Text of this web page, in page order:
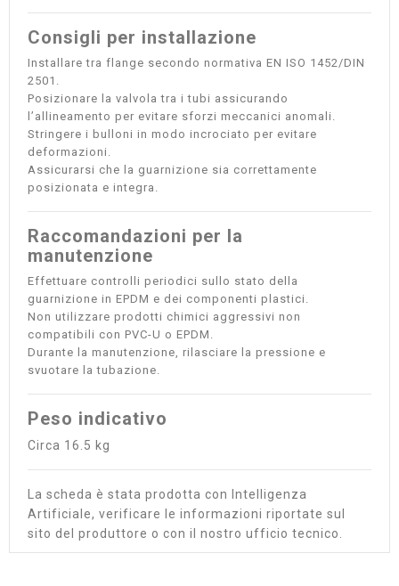
Consigli per installazione
Installare tra flange secondo normativa EN ISO 1452/DIN
2501.
Posizionare la valvola tra i tubi assicurando
l’allineamento per evitare sforzi meccanici anomali.
Stringere i bulloni in modo incrociato per evitare
deformazioni.
Assicurarsi che la guarnizione sia correttamente
posizionata e integra.
Raccomandazioni per la
manutenzione
Effettuare controlli periodici sullo stato della
guarnizione in EPDM e dei componenti plastici.
Non utilizzare prodotti chimici aggressivi non
compatibili con PVC-U o EPDM.
Durante la manutenzione, rilasciare la pressione e
svuotare la tubazione.
Peso indicativo
Circa 16.5 kg
La scheda è stata prodotta con Intelligenza
Artificiale, verificare le informazioni riportate sul
sito del produttore o con il nostro ufficio tecnico.